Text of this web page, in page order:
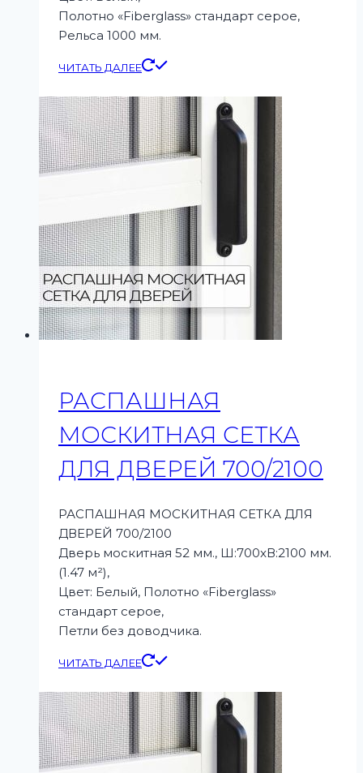
Полотно «Fiberglass» стандарт серое,
Рельса 1000 мм.
ЧИТАТЬ ДАЛЕЕ
РАСПАШНАЯ
МОСКИТНАЯ СЕТКА
ДЛЯ ДВЕРЕЙ 700/2100
РАСПАШНАЯ МОСКИТНАЯ СЕТКА ДЛЯ
ДВЕРЕЙ 700/2100
Дверь москитная 52 мм., Ш:700xВ:2100 мм.
(1.47 м²),
Цвет: Белый, Полотно «Fiberglass»
стандарт серое,
Петли без доводчика.
ЧИТАТЬ ДАЛЕЕ